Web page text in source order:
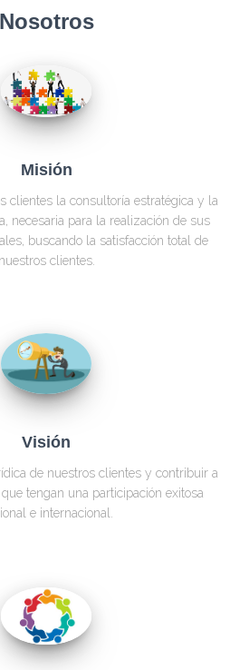
Nosotros
Misión
clientes la consultoría estratégica y la
necesaria para la realización de sus
buscando la satisfacción total de
nuestros clientes.
Visión
de nuestros clientes y contribuir a
tengan una participación exitosa
e internacional.